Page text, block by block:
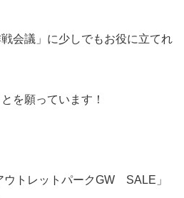
会議」に少しでもお役に立てれ
を願っています！
ウトレットパークGW SALE」